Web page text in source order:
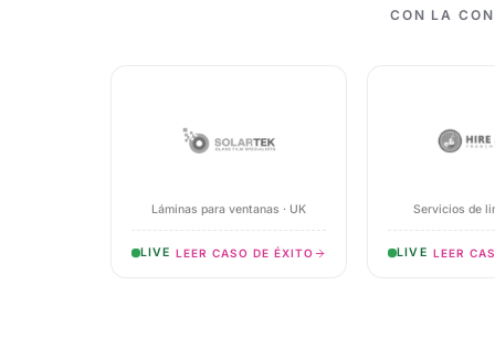
CON LA
Láminas para ventanas · UK
LIVE LEER CASO DE ÉXITO
Servicios de
LIVE LEER